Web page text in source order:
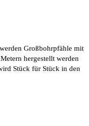
Großbohrpfähle mit
hergestellt werden
Stück für Stück in den